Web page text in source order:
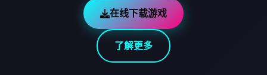
在线下载游戏
了解更多